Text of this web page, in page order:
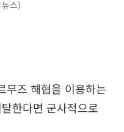
스)
무즈 해협을 이용하는
한다면 군사적으로